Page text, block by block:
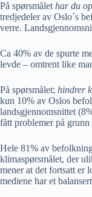
På spørsmålet har du
tredjedeler av Oslo´s
verre.
Ca 40% av de spurte
levde – omtrent like
På spørsmålet; hindrer
kun 10% av Oslos
landsgjennomsnittet
fått problemer på
Hele 81% av
klimaspørsmålet, der
mener at det fortsatt er
mediene har et